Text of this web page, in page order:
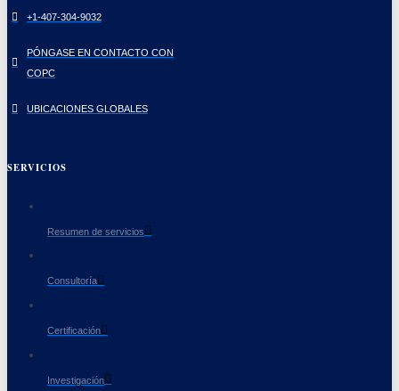
+1-407-304-9032
PÓNGASE EN CONTACTO CON
COPC
UBICACIONES GLOBALES
SERVICIOS
Resumen de servicios
Consultoría
Certificación
Investigación